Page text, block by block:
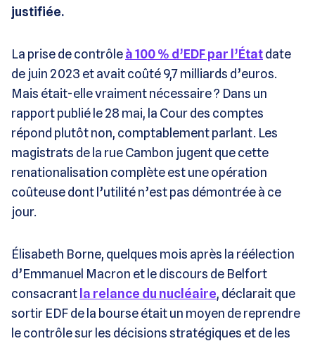
justifiée.
La prise de contrôleà 100 % d’EDF par l’Étatdate
de juin 2023 et avait coûté 9,7 milliards d’euros.
Mais était-elle vraiment nécessaire ? Dans un
rapport publié le 28 mai, la Cour des comptes
répond plutôt non, comptablement parlant. Les
magistrats de la rue Cambon jugent que cette
renationalisation complète est une opération
coûteuse dont l’utilité n’est pas démontrée à ce
jour.
Élisabeth Borne, quelques mois après la réélection
d’Emmanuel Macron et le discours de Belfort
consacrantla relance du nucléaire, déclarait que
sortir EDF de la bourse était un moyen de reprendre
le contrôle sur les décisions stratégiques et de les